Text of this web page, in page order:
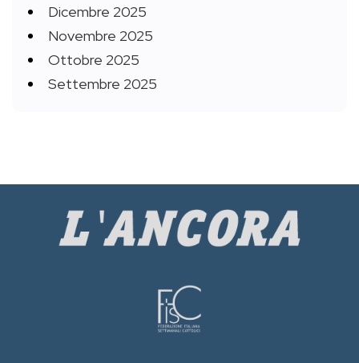
Dicembre 2025
Novembre 2025
Ottobre 2025
Settembre 2025